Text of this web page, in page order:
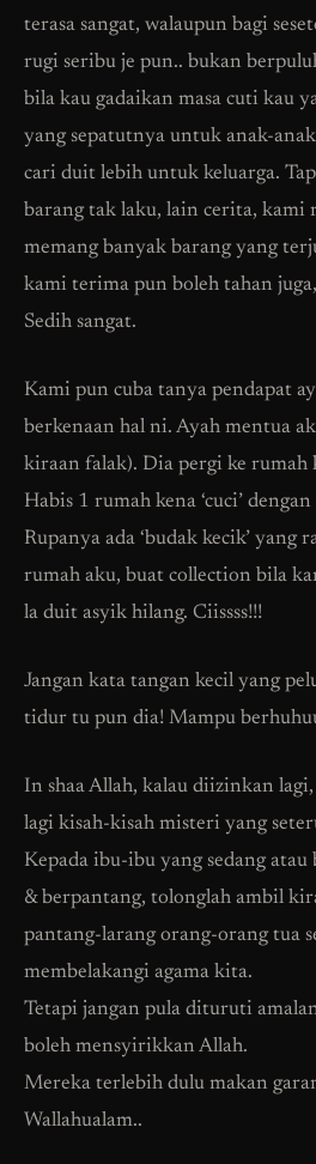
terasa sangat, walaupun bagi
rugi seribu je pun.. bukan
bila kau gadaikan masa cuti kau
yang sepatutnya untuk anak-
cari duit lebih untuk keluarga.
barang tak laku, lain cerita, kami
memang banyak barang yang
kami terima pun boleh tahan
Sedih sangat.
Kami pun cuba tanya pendapat
berkenaan hal ni. Ayah mentua
kiraan falak). Dia pergi ke rumah
Habis 1 rumah kena ‘cuci’
Rupanya ada ‘budak kecik’ yang
rumah aku, buat collection bila
la duit asyik hilang. Ciissss!!!
Jangan kata tangan kecil yang
tidur tu pun dia! Mampu
In shaa Allah, kalau diizinkan
lagi kisah-kisah misteri yang
Kepada ibu-ibu yang sedang
& berpantang, tolonglah ambil
pantang-larang orang-orang tua
membelakangi agama kita.
Tetapi jangan pula dituruti
boleh mensyirikkan Allah.
Mereka terlebih dulu makan
Wallahualam..